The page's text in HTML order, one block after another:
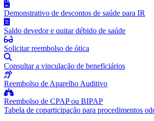
Demonstrativo de descontos de saúde para IR
Saldo devedor e quitar débido de saúde
Solicitar reembolso de ótica
Consultar a vinculação de beneficiários
Reembolso de Aparelho Auditivo
Reembolso de CPAP ou BIPAP
Tabela de coparticipação para procedimentos